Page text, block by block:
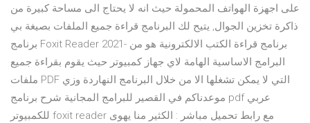
على اجهزة الهواتف المحمولة حيث انه لا يحتاج الى مساحة كبيرة من
ذاكرة تخزين الجوال, يتيح لك البرنامج قراءة جميع الملفات بصيغة بي
برنامج Foxit Reader 2021- برنامج قراءة الكتب الالكترونية هو من
البرامج الاساسية الهامة لاي جهاز كمبيوتر حيث يقوم بقراءة جميع
ملفات PDF التي لا يمكن تشغلها الا من خلال البرنامج النهاردة وزي
موعدناكم في القصير للبرامج المجانية شرح برنامج pdf عربي
للكمبيوتر foxit reader مع رابط تحميل مباشر : الكثير منا يهوى